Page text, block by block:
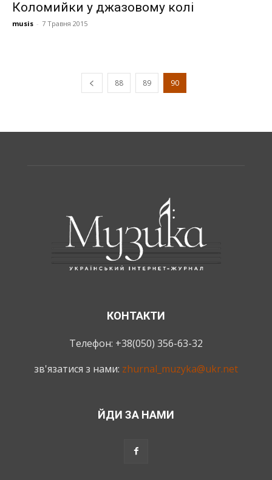
Коломийки у джазовому колі
musis - 7 Травня 2015
88 89 90
КОНТАКТИ
Телефон: +38(050) 356-63-32
зв'язатися з нами: zhurnal_muzyka@ukr.net
ЙДИ ЗА НАМИ